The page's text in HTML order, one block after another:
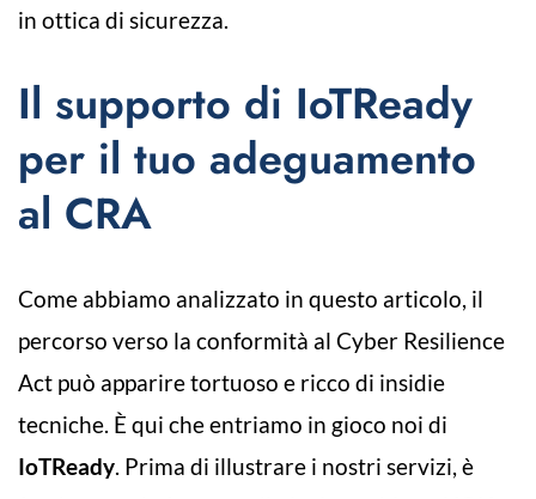
in ottica di sicurezza.
Il supporto di IoTReady
per il tuo adeguamento
al CRA
Come abbiamo analizzato in questo articolo, il
percorso verso la conformità al Cyber Resilience
Act può apparire tortuoso e ricco di insidie
tecniche. È qui che entriamo in gioco noi di
IoTReady. Prima di illustrare i nostri servizi, è